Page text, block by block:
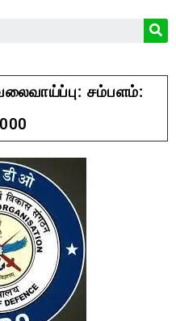
சம்பளம்: